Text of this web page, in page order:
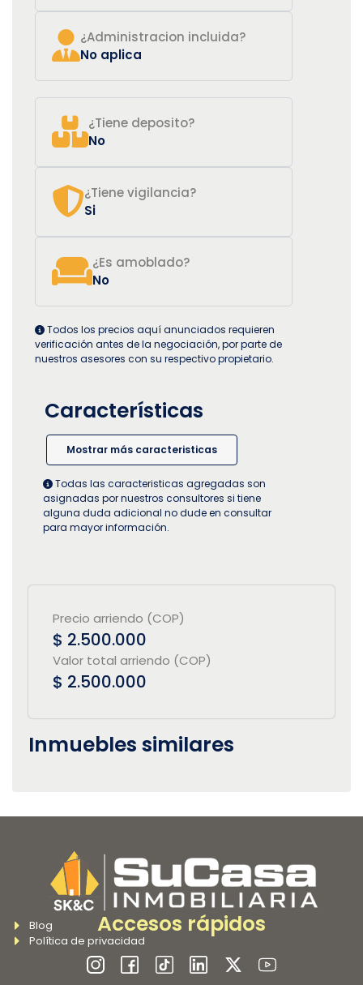
¿Administracion incluida?
No aplica
¿Tiene deposito?
No
¿Tiene vigilancia?
Si
¿Es amoblado?
No
Todos los precios aquí anunciados requieren
verificación antes de la negociación, por parte de
nuestros asesores con su respectivo propietario.
Características
Mostrar más caracteristicas
Todas las caracteristicas agregadas son
asignadas por nuestros consultores si tiene
alguna duda adicional no dude en consultar
para mayor información.
Precio arriendo (COP)
$ 2.500.000
Valor total arriendo (COP)
$ 2.500.000
Inmuebles similares
Accesos rápidos
Blog
Política de privacidad